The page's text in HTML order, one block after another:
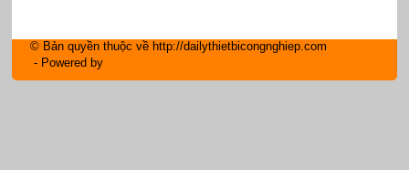
© Bản quyền thuộc về http://dailythietbicongnghiep.com
- Powered by